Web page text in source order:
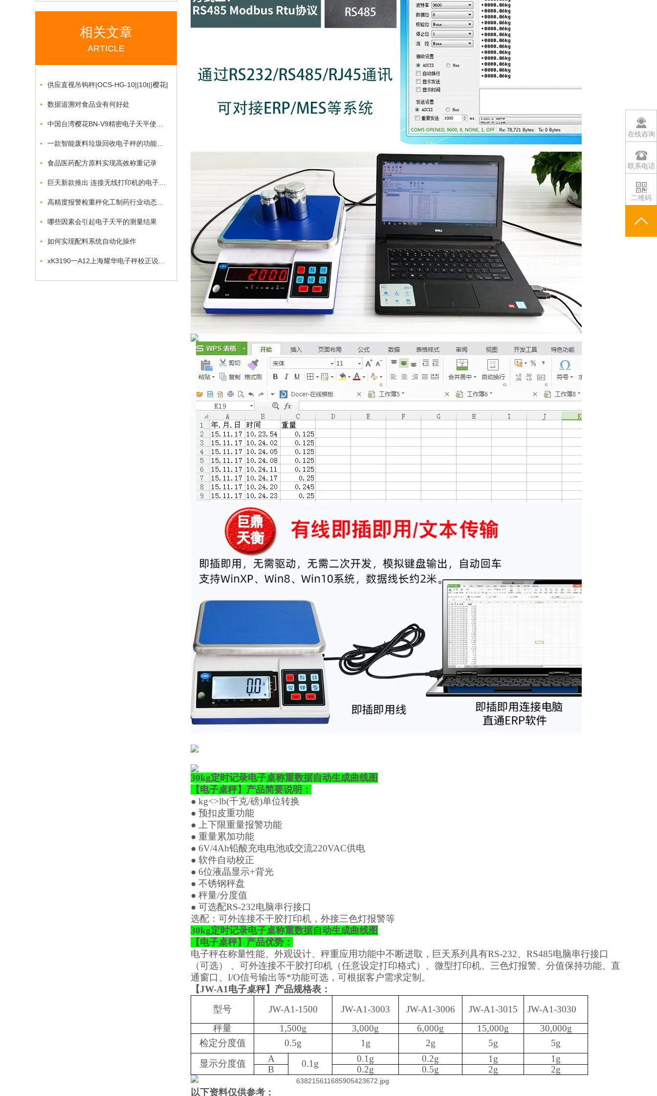
相关文章
ARTICLE
供应直视吊钩秤|OCS-HG-10||10t||樱花|
数据追溯对食品业有何好处
食品医药配方原料实现高效称重记录
哪些因素会引起电子天平的测量结果
如何实现配料系统自动化操作
30kg定时记录电子桌称重数据自动生成曲线图
【电子桌秤】 产品简要说明：
● kg<>lb(千克/磅)单位转换
● 预扣皮重功能
● 上下限重量报警功能
● 重量累加功能
● 6V/4Ah铅酸充电电池或交流220VAC供电
● 软件自动校正
● 6位液晶显示+背光
● 不锈钢秤盘
● 秤量/分度值
● 可选配RS-232电脑串行接口
选配：可外连接不干胶打印机，外接三色灯报警等
30kg定时记录电子桌称重数据自动生成曲线图
【电子桌秤】 产品优势：
电子秤在称量性能、外观设计、秤重应用功能中不断进取，巨天系列具有RS-232、 RS485电脑串行接口
（可选）
、可外连接不干胶打印机（任意设定打印格式）、微型打印机、三色灯报警、分值保持功能、直
通窗口、 I/O信号输出等*功能可选，可根据客户需求定制。
【JW-A1电子桌秤】 产品规格表：
型号
JW-A1-1500 JW-A1-3003 JW-A1-3006 JW-A1-3015 JW-A1-3030
秤量
1,500g 3,000g 6,000g 15,000g 30,000g
检定分度值
0.5g 1g 2g 5g
5g
显示分度值
A 0.1g 0.1g 0.2g 1g
1g
B
0.2g 0.5g 2g 2g
以下资料仅供参考：
在线咨询
联系电话
二维码